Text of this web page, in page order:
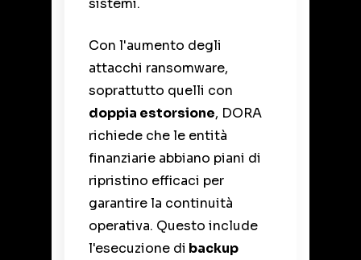
Con l'aumento degli
attacchi ransomware,
soprattutto quelli con
doppia estorsione, DORA
richiede che le entità
finanziarie abbiano piani di
ripristino efficaci per
garantire la continuità
operativa. Questo include
l'esecuzione di backup